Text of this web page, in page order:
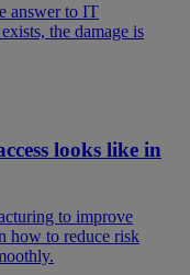
answer to IT
the damage is
looks like in
to improve
how to reduce risk